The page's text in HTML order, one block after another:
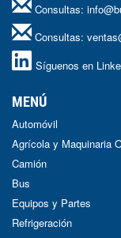
Consultas:
Consultas:
Síguenos en
MENÚ
Automóvil
Agrícola y Maquinaria
Camión
Bus
Equipos y Partes
Refrigeración